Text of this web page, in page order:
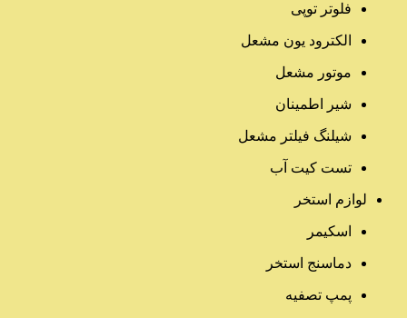
فلوتر توپی
الکترود یون مشعل
موتور مشعل
شیر اطمینان
شیلنگ فیلتر مشعل
تست کیت آب
لوازم استخر
اسکیمر
دماسنج استخر
پمپ تصفیه